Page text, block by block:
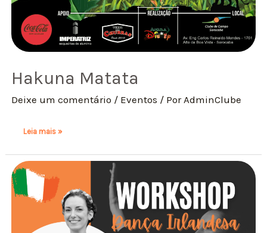
Hakuna Matata
Deixe um comentário / Eventos / Por AdminClube
Leia mais »
WORKSHOP
DANÇA
IRLANDEZA